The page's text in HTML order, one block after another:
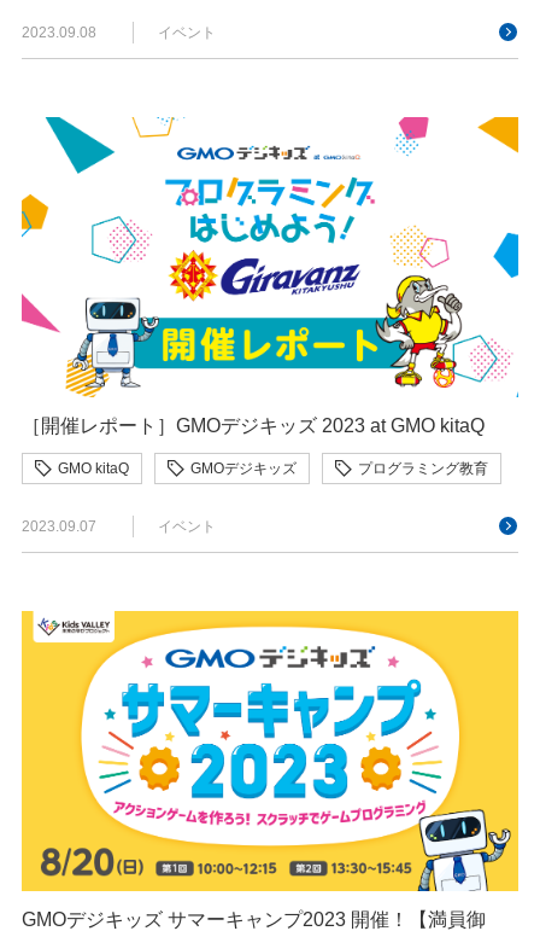
2023.09.08 イベント
［開催レポート］GMOデジキッズ 2023 at GMO kitaQ
GMO kitaQ GMOデジキッズ プログラミング教育
2023.09.07 イベント
GMOデジキッズ サマーキャンプ2023 開催！【満員御